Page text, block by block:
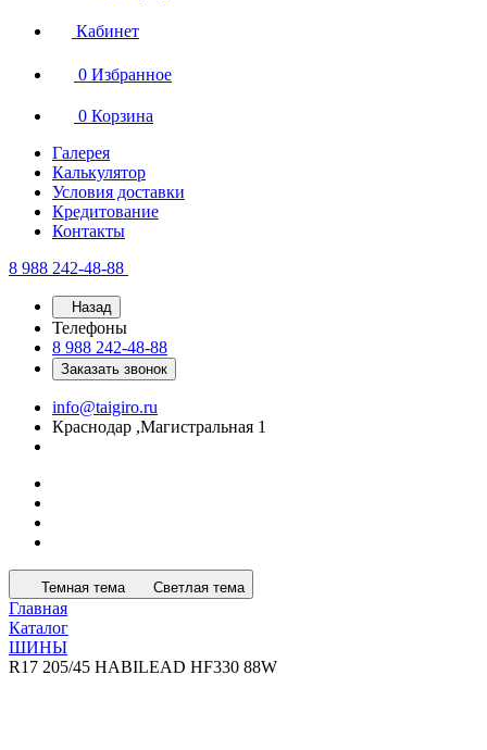
Кабинет
0 Избранное
0 Корзина
Галерея
Калькулятор
Условия доставки
Кредитование
Контакты
8 988 242-48-88
Назад
Телефоны
8 988 242-48-88
Заказать звонок
info@taigiro.ru
Краснодар ,Магистральная 1
Темная тема Светлая тема
Главная
Каталог
ШИНЫ
R17 205/45 HABILEAD HF330 88W